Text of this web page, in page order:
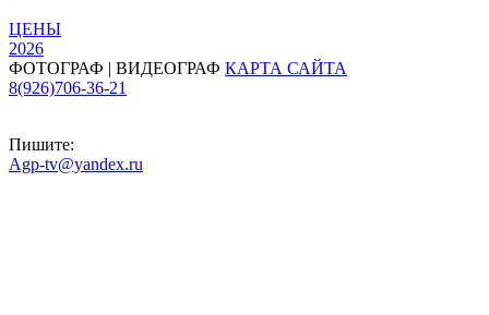
ЦЕНЫ
2026
ФОТОГРАФ | ВИДЕОГРАФ КАРТА САЙТА
8(926)706-36-21
Пишите:
Agp-tv@yandex.ru